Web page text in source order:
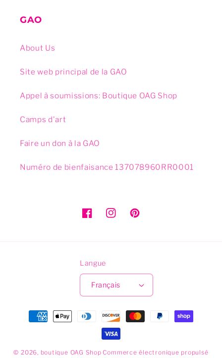
GAO
About Us
Site web principal de la GAO
Appel à soumissions: Boutique OAG Shop
Camps d'art
Faire un don à la GAO
Numéro de bienfaisance 137078960RR0001
FacebookInstagramPinterest
Langue
Français
Méthodes
de
© 2026, boutique OAG Shop Commerce électronique propulsé